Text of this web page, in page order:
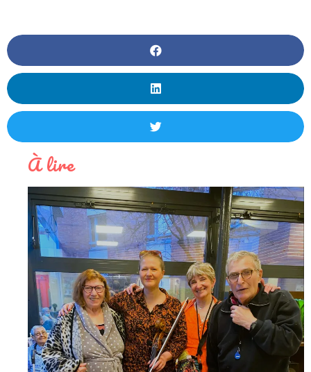
À lire